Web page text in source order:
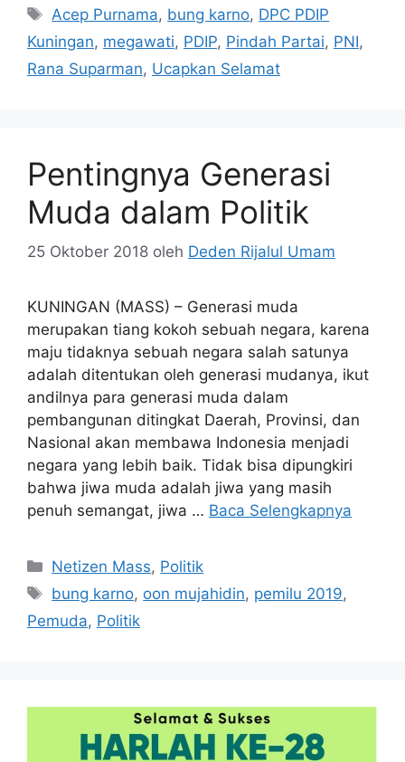
Tag
Acep Purnama, bung karno, DPC PDIP
Kuningan, megawati, PDIP, Pindah Partai, PNI,
Rana Suparman, Ucapkan Selamat
Pentingnya Generasi
Muda dalam Politik
25 Oktober 2018 oleh Deden Rijalul Umam
KUNINGAN (MASS) – Generasi muda
merupakan tiang kokoh sebuah negara, karena
maju tidaknya sebuah negara salah satunya
adalah ditentukan oleh generasi mudanya, ikut
andilnya para generasi muda dalam
pembangunan ditingkat Daerah, Provinsi, dan
Nasional akan membawa Indonesia menjadi
negara yang lebih baik. Tidak bisa dipungkiri
bahwa jiwa muda adalah jiwa yang masih
penuh semangat, jiwa … Baca Selengkapnya
Kategori
Netizen Mass, Politik
Tag
bung karno, oon mujahidin, pemilu 2019,
Pemuda, Politik